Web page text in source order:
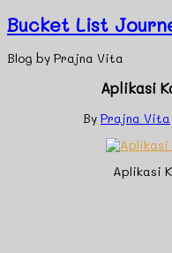
Bucket List
Blog by Prajna Vita
Aplikasi
By Prajna Vita
Aplikasi